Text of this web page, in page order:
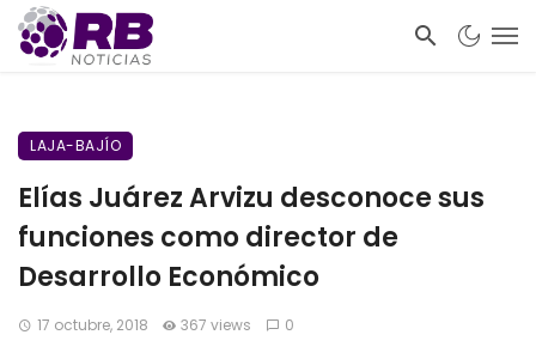
LAJA-BAJÍO
Elías Juárez Arvizu desconoce sus
funciones como director de
Desarrollo Económico
17 octubre, 2018 367 views 0